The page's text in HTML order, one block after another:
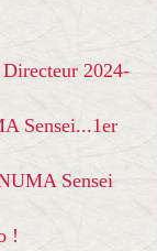
2024-
Sensei...1er
Sensei
!